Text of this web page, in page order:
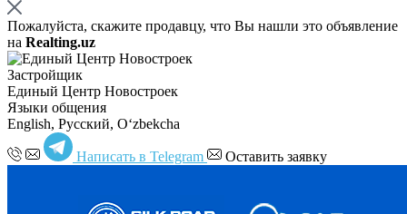
Пожалуйста, скажите продавцу, что Вы нашли это объявление
на Realting.uz
Застройщик
Единый Центр Новостроек
Языки общения
English, Русский, Oʻzbekcha
Написать в Telegram Оставить заявку